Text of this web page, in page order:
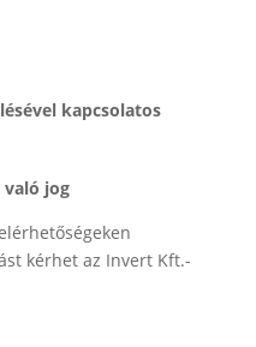
kapcsolatos
való jog
kérhet az Invert Kft.-